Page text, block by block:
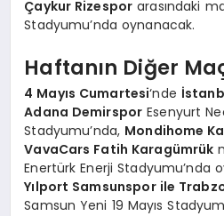
Çaykur Rizespor arasındaki
Stadyumu’nda oynanacak.
Haftanın Diğer
4 Mayıs Cumartesi‘nde
Adana Demirspor Esenyurt
Stadyumu’nda, Mondihome
VavaCars Fatih Karagümrük
Enertürk Enerji Stadyumu’nda
Yılport Samsunspor ile
Samsun Yeni 19 Mayıs